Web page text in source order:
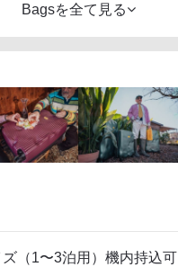
Bagsを全て見る
ズ（1〜3泊用）機内持込可